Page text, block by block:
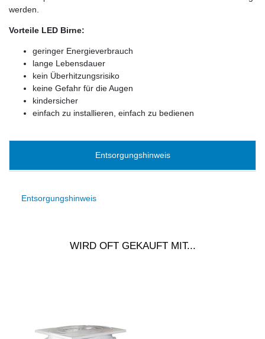
werden.
Vorteile LED Birne:
geringer Energieverbrauch
lange Lebensdauer
kein Überhitzungsrisiko
keine Gefahr für die Augen
kindersicher
einfach zu installieren, einfach zu bedienen
Entsorgungshinweis
Entsorgungshinweis
WIRD OFT GEKAUFT MIT...